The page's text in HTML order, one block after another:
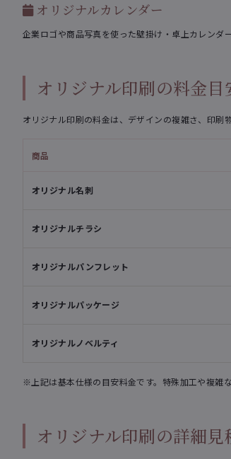
オリジナルカレンダー
企業ロゴや商品写真を使った壁掛け・卓上カレンダ
オリジナル印刷の料金目
オリジナル印刷の料金は、デザインの複雑さ、印刷
商品
オリジナル名刺
オリジナルチラシ
オリジナルパンフレット
オリジナルパッケージ
オリジナルノベルティ
※上記は基本仕様の目安料金です。特殊加工や複雑
オリジナル印刷の詳細